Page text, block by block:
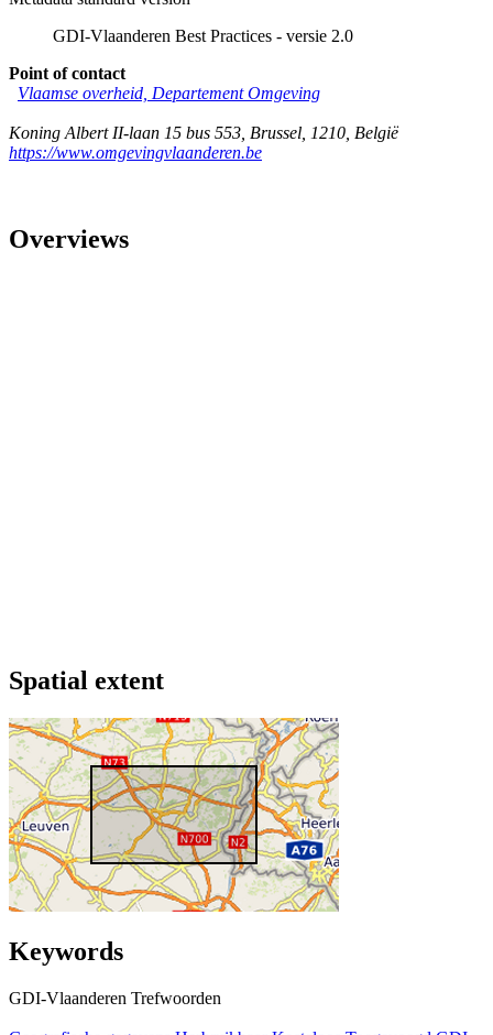
GDI-Vlaanderen Best Practices - versie 2.0
Point of contact
Vlaamse overheid, Departement Omgeving
Koning Albert II-laan 15 bus 553 Brussel 1210 België
https://www.omgevingvlaanderen.be
Overviews
Spatial extent
Keywords
GDI-Vlaanderen Trefwoorden